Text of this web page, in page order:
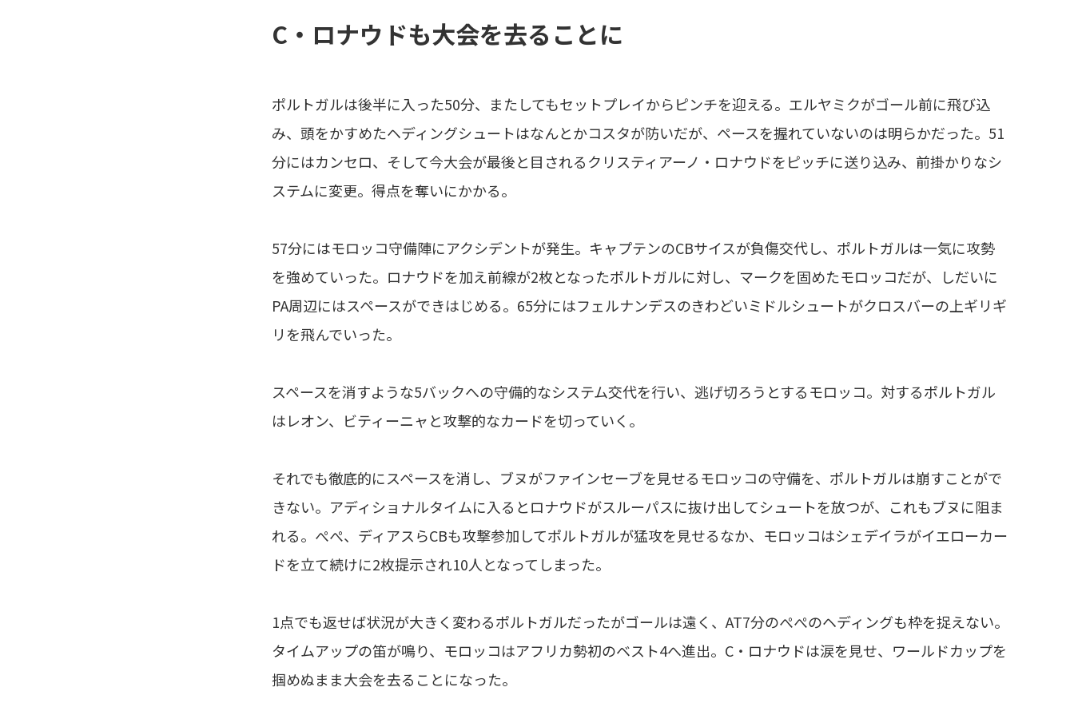
C・ロナウドも大会を去ることに
ポルトガルは後半に入った50分、またしてもセットプレイからピンチを迎える。エルヤミクがゴール前に飛び込
み、頭をかすめたヘディングシュートはなんとかコスタが防いだが、ペースを握れていないのは明らかだった。51
分にはカンセロ、そして今大会が最後と目されるクリスティアーノ・ロナウドをピッチに送り込み、前掛かりなシ
ステムに変更。得点を奪いにかかる。
57分にはモロッコ守備陣にアクシデントが発生。キャプテンのCBサイスが負傷交代し、ポルトガルは一気に攻勢
を強めていった。ロナウドを加え前線が2枚となったポルトガルに対し、マークを固めたモロッコだが、しだいに
PA周辺にはスペースができはじめる。65分にはフェルナンデスのきわどいミドルシュートがクロスバーの上ギリギ
リを飛んでいった。
スペースを消すような5バックへの守備的なシステム交代を行い、逃げ切ろうとするモロッコ。対するポルトガル
はレオン、ビティーニャと攻撃的なカードを切っていく。
それでも徹底的にスペースを消し、ブヌがファインセーブを見せるモロッコの守備を、ポルトガルは崩すことがで
きない。アディショナルタイムに入るとロナウドがスルーパスに抜け出してシュートを放つが、これもブヌに阻ま
れる。ぺぺ、ディアスらCBも攻撃参加してポルトガルが猛攻を見せるなか、モロッコはシェデイラがイエローカー
ドを立て続けに2枚提示され10人となってしまった。
1点でも返せば状況が大きく変わるポルトガルだったがゴールは遠く、AT7分のぺぺのヘディングも枠を捉えない。
タイムアップの笛が鳴り、モロッコはアフリカ勢初のベスト4へ進出。C・ロナウドは涙を見せ、ワールドカップを
掴めぬまま大会を去ることになった。